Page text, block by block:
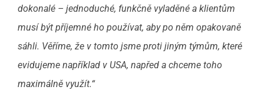
dokonalé – jednoduché, funkčně vyladěné a klientům
musí být příjemné ho používat, aby po něm opakovaně
sáhli. Věříme, že v tomto jsme proti jiným týmům, které
evidujeme například v USA, napřed a chceme toho
maximálně využít.“